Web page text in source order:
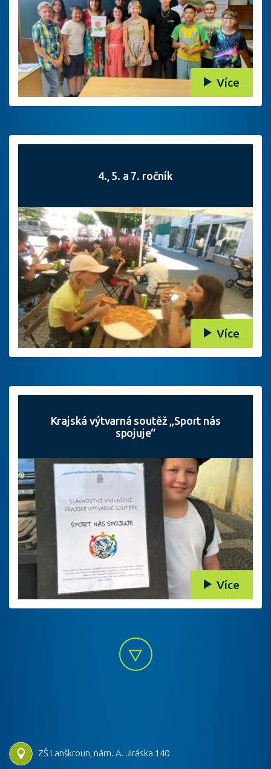
Více
4., 5. a 7. ročník
Více
Krajská výtvarná soutěž „Sport nás
spojuje“
Více
ZŠ Lanškroun, nám. A. Jiráska 140